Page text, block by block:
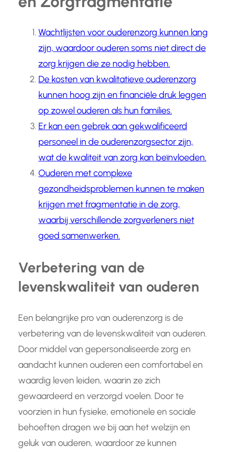
Wachtlijsten voor ouderenzorg kunnen lang
zijn, waardoor ouderen soms niet direct de
zorg krijgen die ze nodig hebben.
De kosten van kwalitatieve ouderenzorg
kunnen hoog zijn en financiële druk leggen
op zowel ouderen als hun families.
Er kan een gebrek aan gekwalificeerd
personeel in de ouderenzorgsector zijn,
wat de kwaliteit van zorg kan beïnvloeden.
Ouderen met complexe
gezondheidsproblemen kunnen te maken
krijgen met fragmentatie in de zorg,
waarbij verschillende zorgverleners niet
goed samenwerken.
Verbetering van de
levenskwaliteit van ouderen
Een belangrijke pro van ouderenzorg is de
verbetering van de levenskwaliteit van ouderen.
Door middel van gepersonaliseerde zorg en
aandacht kunnen ouderen een comfortabel en
waardig leven leiden, waarin ze zich
gewaardeerd en verzorgd voelen. Door te
voorzien in hun fysieke, emotionele en sociale
behoeften dragen we bij aan het welzijn en
geluk van ouderen, waardoor ze kunnen